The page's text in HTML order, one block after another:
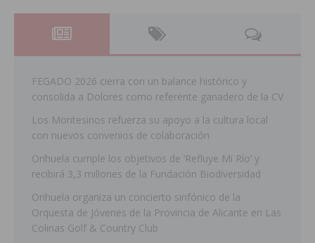
FEGADO 2026 cierra con un balance histórico y
consolida a Dolores como referente ganadero de la CV
Los Montesinos refuerza su apoyo a la cultura local
con nuevos convenios de colaboración
Orihuela cumple los objetivos de ‘Refluye Mi Río’ y
recibirá 3,3 millones de la Fundación Biodiversidad
Orihuela organiza un concierto sinfónico de la
Orquesta de Jóvenes de la Provincia de Alicante en Las
Colinas Golf & Country Club